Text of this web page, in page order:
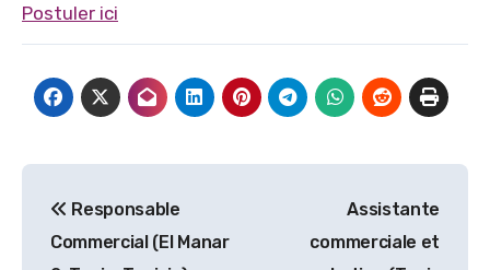
Postuler ici
de
Responsable
Commercial (El Manar
Assistante
commerciale et